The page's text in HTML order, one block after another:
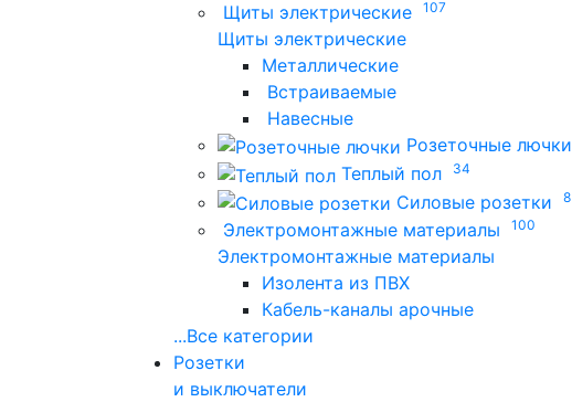
Щиты электрические 107
Щиты электрические
Металлические
Встраиваемые
Навесные
Розеточные лючки
Теплый пол 34
Силовые розетки 8
Электромонтажные материалы 100
Электромонтажные материалы
Изолента из ПВХ
Кабель-каналы арочные
...Все категории
Розетки
и выключатели